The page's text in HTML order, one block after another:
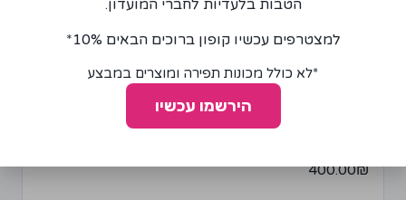
400.00₪
הטבות בלעדיות לחברי המועדון.
למצטרפים עכשיו קופון ברוכים הבאים 10%*
*לא כולל מכונות תפירה ומוצרים במבצע
הירשמו עכשיו